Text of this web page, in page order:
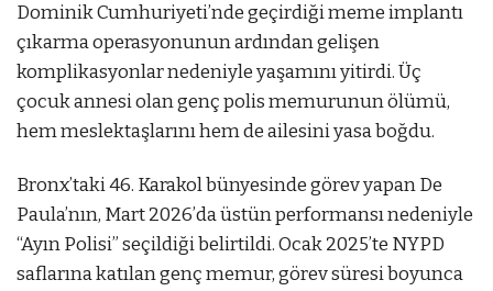
Dominik Cumhuriyeti’nde geçirdiği meme implantı
çıkarma operasyonunun ardından gelişen
komplikasyonlar nedeniyle yaşamını yitirdi. Üç
çocuk annesi olan genç polis memurunun ölümü,
hem meslektaşlarını hem de ailesini yasa boğdu.
Bronx’taki 46. Karakol bünyesinde görev yapan De
Paula’nın, Mart 2026’da üstün performansı nedeniyle
“Ayın Polisi” seçildiği belirtildi. Ocak 2025’te NYPD
saflarına katılan genç memur, görev süresi boyunca